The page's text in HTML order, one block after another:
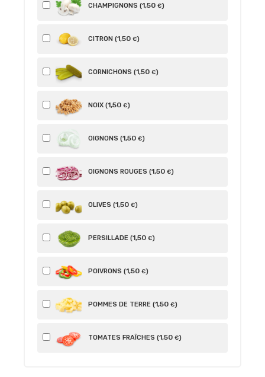
CHAMPIGNONS (1,50 €)
CITRON (1,50 €)
CORNICHONS (1,50 €)
NOIX (1,50 €)
OIGNONS (1,50 €)
OIGNONS ROUGES (1,50 €)
OLIVES (1,50 €)
PERSILLADE (1,50 €)
POIVRONS (1,50 €)
POMMES DE TERRE (1,50 €)
TOMATES FRAÎCHES (1,50 €)